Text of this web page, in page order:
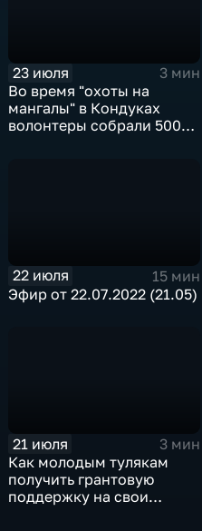
23 июля
3 мин
Во время "охоты на
мангалы" в Кондуках
волонтеры собрали 500
22 июля
15 мин
Эфир от 22.07.2022 (21.05)
21 июля
3 мин
Как молодым тулякам
получить грантовую
поддержку на свои